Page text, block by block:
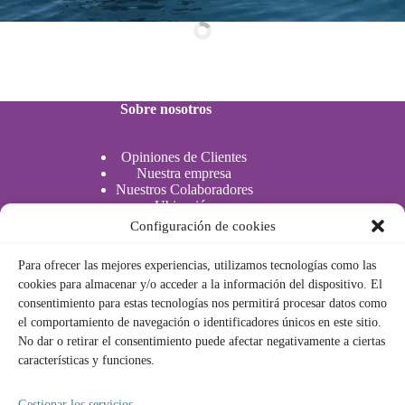
Configuración de cookies
Para ofrecer las mejores experiencias, utilizamos tecnologías como las
cookies para almacenar y/o acceder a la información del dispositivo. El
consentimiento para estas tecnologías nos permitirá procesar datos como
el comportamiento de navegación o identificadores únicos en este sitio.
No dar o retirar el consentimiento puede afectar negativamente a ciertas
características y funciones.
Sobre nosotros
Opiniones de Clientes
Nuestra empresa
Nuestros Colaboradores
Ubicación
Actividades Acuáticas
Legal
Política de privacidad